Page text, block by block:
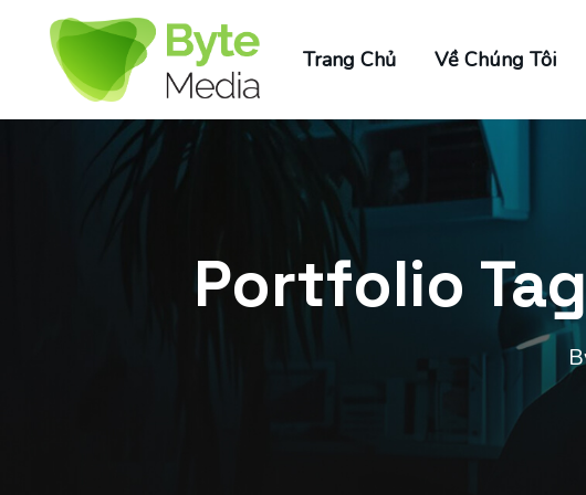
Trang Chủ Về Chúng Tôi
Portfolio